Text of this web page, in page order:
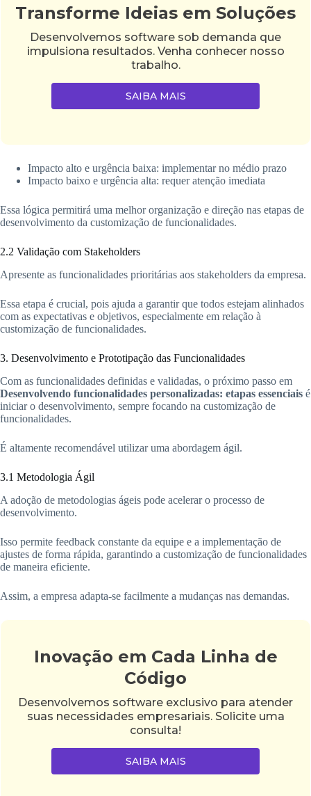
Transforme Ideias em Soluções
Desenvolvemos software sob demanda que
impulsiona resultados. Venha conhecer nosso
trabalho.
SAIBA MAIS
Impacto alto e urgência baixa: implementar no médio prazo
Impacto baixo e urgência alta: requer atenção imediata
Essa lógica permitirá uma melhor organização e direção nas etapas de
desenvolvimento da customização de funcionalidades.
2.2 Validação com Stakeholders
Apresente as funcionalidades prioritárias aos stakeholders da empresa.
Essa etapa é crucial, pois ajuda a garantir que todos estejam alinhados
com as expectativas e objetivos, especialmente em relação à
customização de funcionalidades.
3. Desenvolvimento e Prototipação das Funcionalidades
Com as funcionalidades definidas e validadas, o próximo passo em
Desenvolvendo funcionalidades personalizadas: etapas essenciais é
iniciar o desenvolvimento, sempre focando na customização de
funcionalidades.
É altamente recomendável utilizar uma abordagem ágil.
3.1 Metodologia Ágil
A adoção de metodologias ágeis pode acelerar o processo de
desenvolvimento.
Isso permite feedback constante da equipe e a implementação de
ajustes de forma rápida, garantindo a customização de funcionalidades
de maneira eficiente.
Assim, a empresa adapta-se facilmente a mudanças nas demandas.
Inovação em Cada Linha de
Código
Desenvolvemos software exclusivo para atender
suas necessidades empresariais. Solicite uma
consulta!
SAIBA MAIS